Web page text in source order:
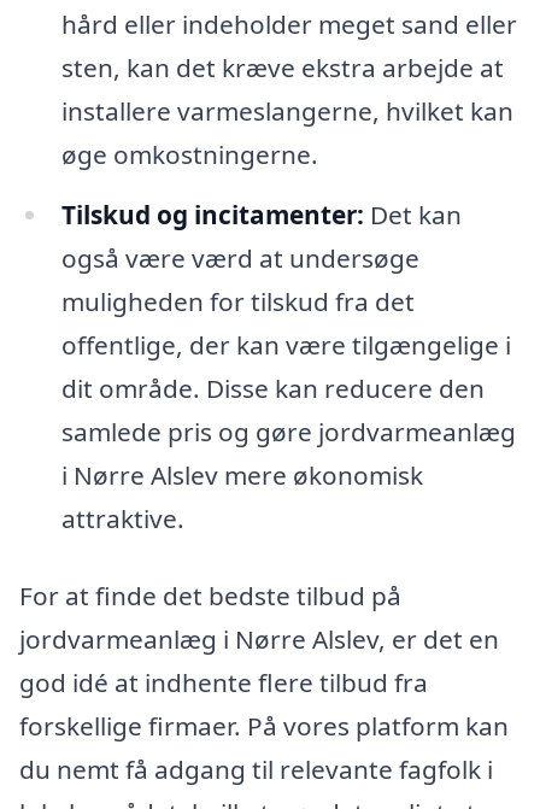
hård eller indeholder meget sand eller
sten, kan det kræve ekstra arbejde at
installere varmeslangerne, hvilket kan
øge omkostningerne.
Tilskud og incitamenter: Det kan
også være værd at undersøge
muligheden for tilskud fra det
offentlige, der kan være tilgængelige i
dit område. Disse kan reducere den
samlede pris og gøre jordvarmeanlæg
i Nørre Alslev mere økonomisk
attraktive.
For at finde det bedste tilbud på
jordvarmeanlæg i Nørre Alslev, er det en
god idé at indhente flere tilbud fra
forskellige firmaer. På vores platform kan
du nemt få adgang til relevante fagfolk i